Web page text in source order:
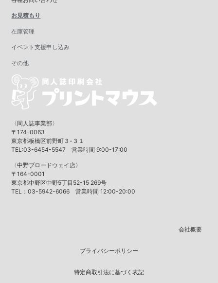
お見積もり
在庫管理
イベント支援申し込み
その他
〈同人誌事業部〉
〒174-0063
東京都板橋区前野町３-３１
TEL:03-6454-5547 営業時間 9:00-17:00
〈中野ブロードウェイ店〉
〒164-0001
東京都中野区中野5丁目52-15 269号
TEL：03-5942-6066 営業時間 12:00-20:00
会社概要
プライバシーポリシー
特定商取引法に基づく表記